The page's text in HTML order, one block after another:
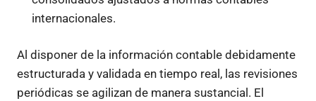
internacionales.
Al disponer de la información contable debidamente
estructurada y validada en tiempo real, las revisiones
periódicas se agilizan de manera sustancial. El